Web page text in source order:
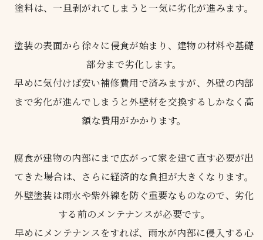
塗料は、一旦剥がれてしまうと一気に劣化が進みます。
塗装の表面から徐々に侵食が始まり、建物の材料や基礎
部分まで劣化します。
早めに気付けば安い補修費用で済みますが、外壁の内部
まで劣化が進んでしまうと外壁材を交換するしかなく高
額な費用がかかります。
腐食が建物の内部にまで広がって家を建て直す必要が出
てきた場合は、さらに経済的な負担が大きくなります。
外壁塗装は雨水や紫外線を防ぐ重要なものなので、劣化
する前のメンテナンスが必要です。
早めにメンテナンスをすれば、雨水が内部に侵入する心